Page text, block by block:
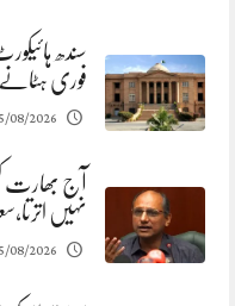
سندھ
فوری ہٹانے
08/2026
آج بھارت
نہیں
08/2026